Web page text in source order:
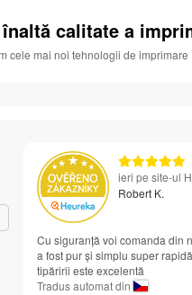
înaltă calitate a
cele mai noi tehnologii de imprimare
ieri pe site-ul
Robert K.
Cu siguranță voi comanda din
a fost pur și simplu super
tipăririi este excelentă
Tradus automat din